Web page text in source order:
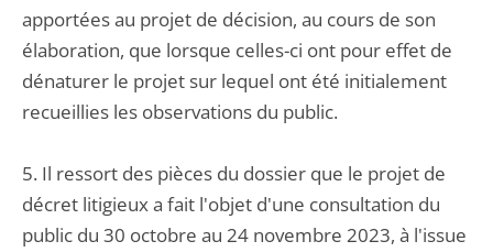
apportées au projet de décision, au cours de son
élaboration, que lorsque celles-ci ont pour effet de
dénaturer le projet sur lequel ont été initialement
recueillies les observations du public.
5. Il ressort des pièces du dossier que le projet de
décret litigieux a fait l'objet d'une consultation du
public du 30 octobre au 24 novembre 2023, à l'issue